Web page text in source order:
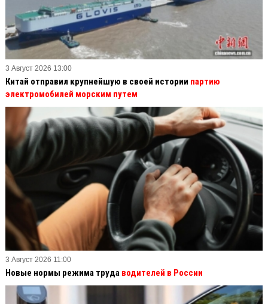
3 Август 2026 13:00
Китай отправил крупнейшую в своей истории партию
электромобилей морским путем
3 Август 2026 11:00
Новые нормы режима труда водителей в России